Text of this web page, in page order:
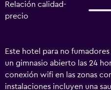
Relación calidad-
precio
Este hotel para no
un gimnasio abierto las 24
conexión wifi en las zonas
instalaciones incluyen una